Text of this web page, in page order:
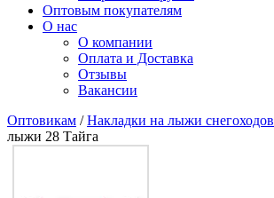
Оптовым покупателям
О нас
О компании
Оплата и Доставка
Отзывы
Вакансии
Оптовикам /Накладки на лыжи снегоходов
лыжи 28 Тайга